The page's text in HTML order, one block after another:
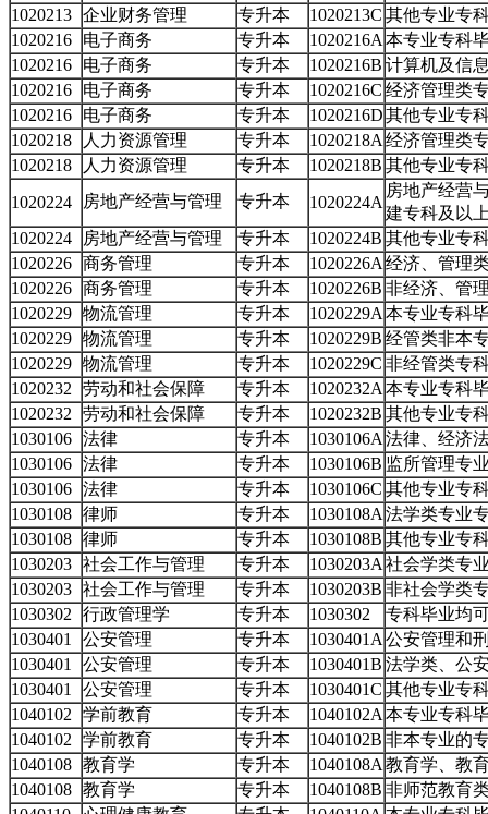
1020213 企业财务管理 专升本 1020213C 其他专业专
1020216
电子商务 专升本 1020216A 本专业专科
1020216
电子商务 专升本 1020216B 计算机及信
1020216
电子商务 专升本 1020216C 经济管理类
1020216
电子商务 专升本 1020216D其他专业专
1020218
人力资源管理 专升本 1020218A 经济管理类
1020218
人力资源管理 专升本 1020218B 其他专业专
1020224
房地产经营与管理 专升本 1020224A
房地产经营
建专科及以
1020224
房地产经营与管理 专升本 1020224B 其他专业专
1020226 商务管理 专升本 1020226A 经济、管理
1020226 商务管理 专升本 1020226B 非经济、管
1020229 物流管理 专升本 1020229A 本专业专科
1020229 物流管理 专升本 1020229B 经管类非本
1020229 物流管理 专升本 1020229C 非经管类专
1020232
劳动和社会保障 专升本 1020232A 本专业专科
1020232
劳动和社会保障 专升本 1020232B 其他专业专
1030106 法律 专升本 1030106A 法律、经济
1030106 法律 专升本 1030106B 监所管理专
1030106 法律 专升本 1030106C 其他专业专
1030108 律师 专升本 1030108A 法学类专业
1030108 律师 专升本 1030108B 其他专业专
1030203 社会工作与管理 专升本 1030203A 社会学类专
1030203 社会工作与管理 专升本 1030203B 非社会学类
1030302
行政管理学 专升本 1030302
专科毕业均
1030401
公安管理 专升本 1030401A 公安管理和
1030401
公安管理 专升本 1030401B 法学类、公
1030401
公安管理 专升本 1030401C 其他专业专
1040102
学前教育 专升本 1040102A 本专业专科
1040102
学前教育 专升本 1040102B 非本专业的
1040108 教育学 专升本 1040108A 教育学、教
1040108 教育学 专升本 1040108B 非师范教育